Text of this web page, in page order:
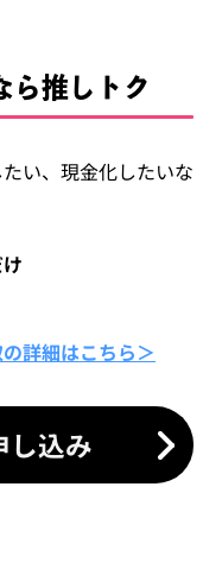
ら推しトク
い、現金化したいな
詳細はこちら＞
し込み